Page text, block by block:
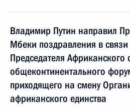
Владимир Путин направил
Мбеки поздравления в
Председателя Африканского
общеконтинентального
приходящего на смену
африканского единства